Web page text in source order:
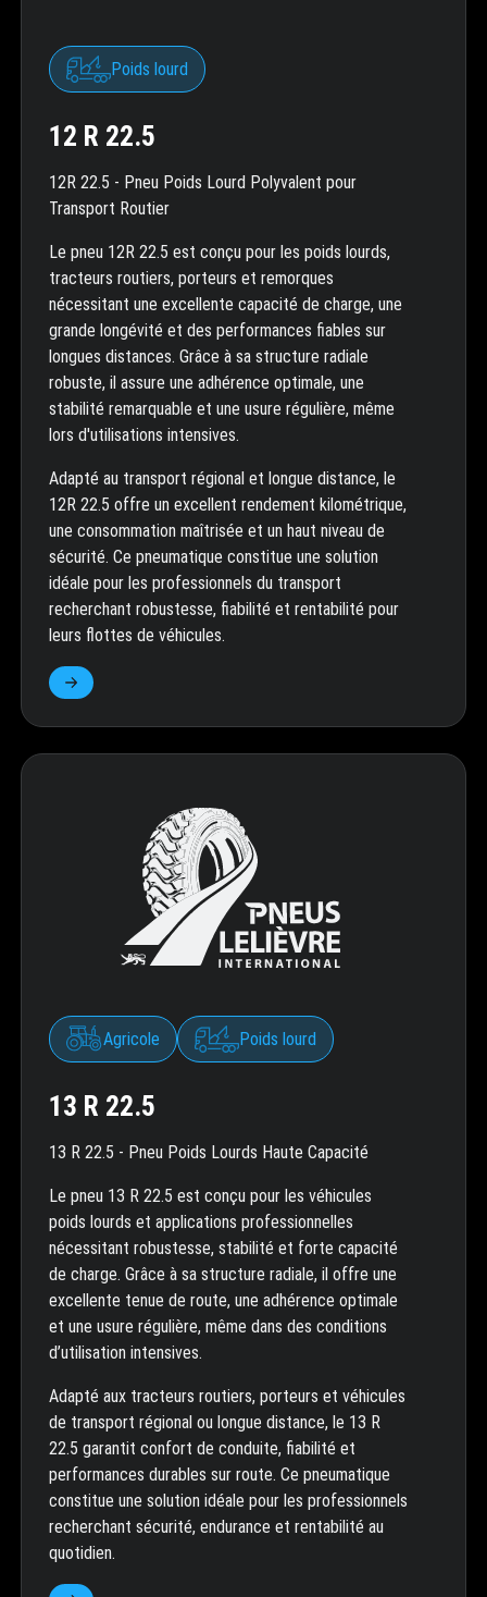
Poids lourd
12 R 22.5
12R 22.5 - Pneu Poids Lourd Polyvalent pour
Transport Routier
Le pneu 12R 22.5 est conçu pour les poids lourds,
tracteurs routiers, porteurs et remorques
nécessitant une excellente capacité de charge, une
grande longévité et des performances fiables sur
longues distances. Grâce à sa structure radiale
robuste, il assure une adhérence optimale, une
stabilité remarquable et une usure régulière, même
lors d'utilisations intensives.
Adapté au transport régional et longue distance, le
12R 22.5 offre un excellent rendement kilométrique,
une consommation maîtrisée et un haut niveau de
sécurité. Ce pneumatique constitue une solution
idéale pour les professionnels du transport
recherchant robustesse, fiabilité et rentabilité pour
leurs flottes de véhicules.
Agricole Poids lourd
13 R 22.5
13 R 22.5 - Pneu Poids Lourds Haute Capacité
Le pneu 13 R 22.5 est conçu pour les véhicules
poids lourds et applications professionnelles
nécessitant robustesse, stabilité et forte capacité
de charge. Grâce à sa structure radiale, il offre une
excellente tenue de route, une adhérence optimale
et une usure régulière, même dans des conditions
d’utilisation intensives.
Adapté aux tracteurs routiers, porteurs et véhicules
de transport régional ou longue distance, le 13 R
22.5 garantit confort de conduite, fiabilité et
performances durables sur route. Ce pneumatique
constitue une solution idéale pour les professionnels
recherchant sécurité, endurance et rentabilité au
quotidien.